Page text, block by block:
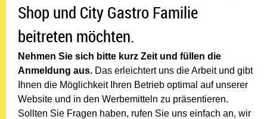
Shop und City Gastro Familie
beitreten möchten.
Nehmen Sie sich bitte kurz Zeit und füllen die
Anmeldung aus. Das erleichtert uns die Arbeit und gibt
Ihnen die Möglichkeit Ihren Betrieb optimal auf unserer
Website und in den Werbemitteln zu präsentieren.
Sollten Sie Fragen haben, rufen Sie uns einfach an, wir